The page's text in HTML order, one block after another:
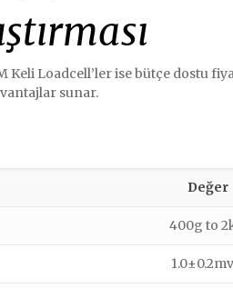
Loadcell’ler ise bütçe dostu
sunar.
Değer
400g to